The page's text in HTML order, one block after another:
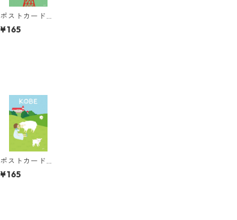
ポストカード
神戸9
¥165
ポストカード
神戸8
¥165